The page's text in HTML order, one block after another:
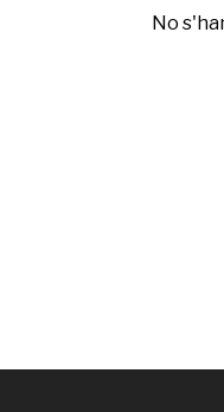
No